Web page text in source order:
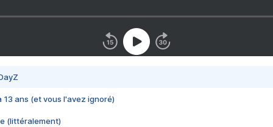
13 ans (et vous l'avez ignoré)
(littéralement)